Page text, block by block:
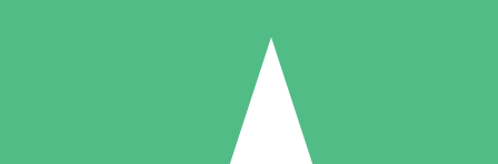
Individuele Creditpakketten
per gebruik met downloadtegoeden. Geen maandelijkse verplichting